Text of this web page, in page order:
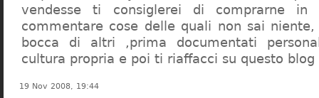
vendesse ti consiglerei di comprarne in
commentare cose delle quali non sai
bocca di altri ,prima documentati
cultura propria e poi ti riaffacci su questo blog
19 Nov 2008, 19:44